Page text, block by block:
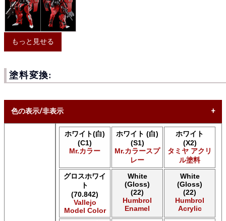
もっと見せる
塗料変換:
色の表示/非表示
* ボックスをオン/オフにして、同等の色を見つけやすくしま
AK INTERACTIVE AK 3rd Gen Acrylics
AK INTERACTIVE AK Acrylics
AK INTERACTIVE AK Extreme Metal
AK INTERACTIVE AK Real Color
AK INTERACTIVE 新 Real Color
ホワイト(白)
(C1)
Mr.カラー
ホワイト (白)
(S1)
Mr.カラースプ
レー
ホワイト
(X2)
タミヤ アクリ
ル塗料
グロスホワイ
ト
(70.842)
Vallejo
Model Color
White
(Gloss)
(22)
Humbrol
Enamel
White
(Gloss)
(22)
Humbrol
Acrylic